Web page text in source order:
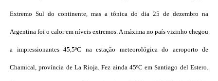
Extremo Sul do continente, mas a tônica do dia 25 de dezembro na
Argentina foi o calor em níveis extremos. A máxima no país vizinho chegou
a impressionantes 45,5ºC na estação meteorológica do aeroporto de
Chamical, província de La Rioja. Fez ainda 45ºC em Santiago del Estero.